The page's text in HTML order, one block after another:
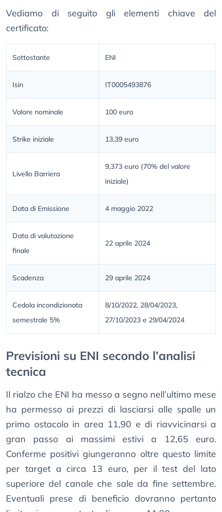
Vediamo di seguito gli elementi chiave del
certificato:
Sottostante ENI
Isin IT0005493876
Valore nominale 100 euro
Strike iniziale 13,39 euro
Livello Barriera
9,373 euro (70% del valore
iniziale)
Data di Emissione 4 maggio 2022
Data di valutazione
finale
22 aprile 2024
Scadenza 29 aprile 2024
Cedola incondizionata
semestrale 5%
8/10/2022, 28/04/2023,
27/10/2023 e 29/04/2024
Previsioni su ENI secondo l’analisi
tecnica
Il rialzo che ENI ha messo a segno nell’ultimo mese
ha permesso ai prezzi di lasciarsi alle spalle un
primo ostacolo in area 11,90 e di riavvicinarsi a
gran passo ai massimi estivi a 12,65 euro.
Conferme positivi giungeranno oltre questo limite
per target a circa 13 euro, per il test del lato
superiore del canale che sale da fine settembre.
Eventuali prese di beneficio dovranno pertanto